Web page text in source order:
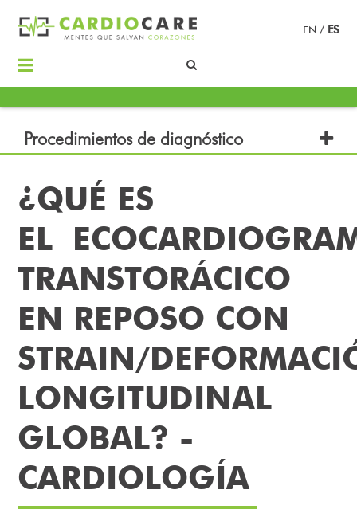
EN / ES
Procedimientos de diagnóstico
¿QUÉ ES
EL
TRANSTORÁCICO
EN REPOSO CON
STRAIN/
LONGITUDINAL
GLOBAL? -
CARDIOLOGÍA